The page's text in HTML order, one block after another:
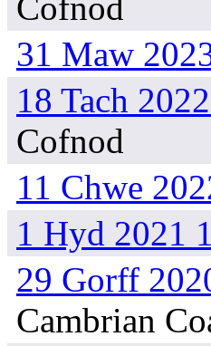
Cofnod
31 Maw
18 Tach
Cofnod
11 Chwe
1 Hyd 2021
29 Gorff
Cambrian